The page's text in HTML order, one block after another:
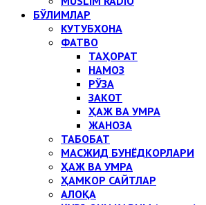
БЎЛИМЛАР
КУТУБХОНА
ФАТВО
ТАҲОРАТ
НАМОЗ
РЎЗА
ЗАКОТ
ҲАЖ ВА УМРА
ЖАНОЗА
ТАБОБАТ
МАСЖИД БУНЁДКОРЛАРИ
ҲАЖ ВА УМРА
ҲАМКОР САЙТЛАР
АЛОҚА